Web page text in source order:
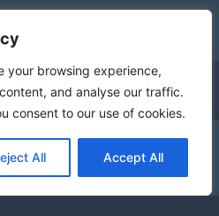
your browsing experience,
and analyse our traffic.
consent to our use of cookies.
All Accept All
70€ ist deine Bestellung
versandkostenfrei!Verwerfen
Sprache